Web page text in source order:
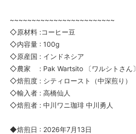
~~~~~~~~~~~~~~~~~~~~~~~~
◇原材料 :コーヒー豆
◇内容量 : 100g
◇原産国 : インドネシア
◇農家 : Pak Wartsito 〔ワルシトさん〕
◇焙煎度 : シティロースト（中深煎り）
◇輸入者 : 高橋仙人
◇焙煎者 : 中川ワニ珈琲 中川勇人
◆焙煎日 : 2026年7月13日